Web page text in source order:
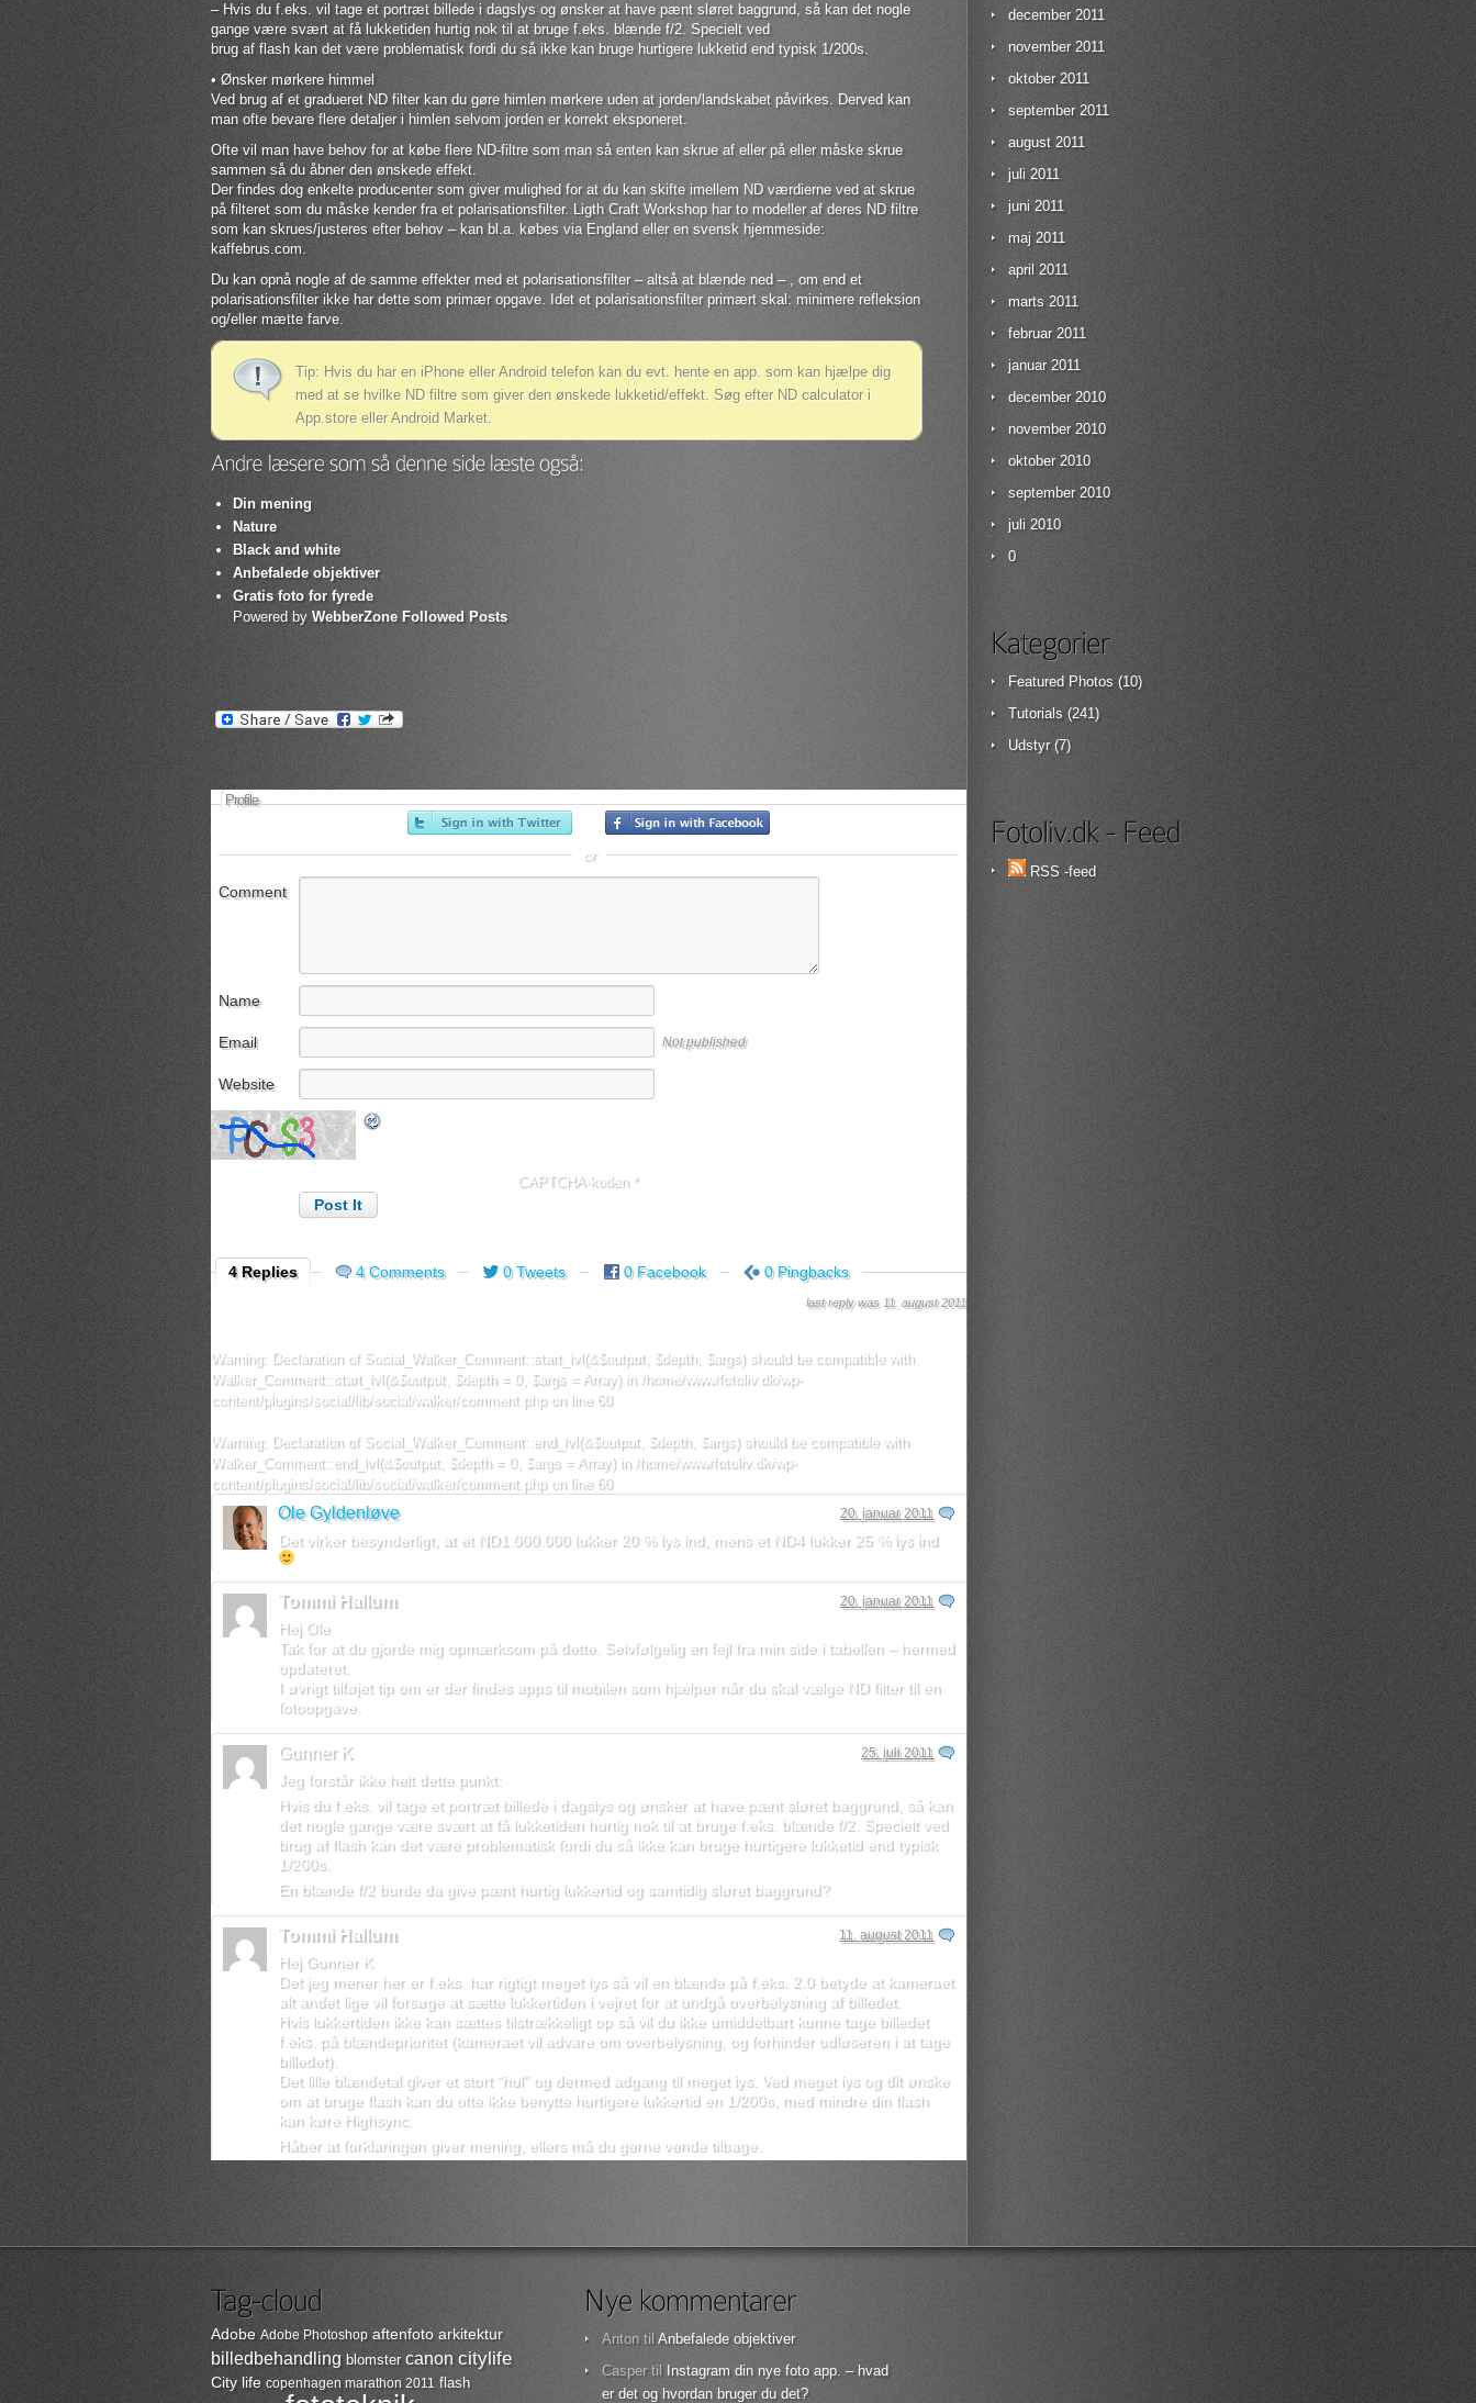
– Hvis du f.eks. vil tage et portræt billede i dagslys og ønsker at have pænt sløret baggrund, så kan det nogle
gange være svært at få lukketiden hurtig nok til at bruge f.eks. blænde f/2. Specielt ved
brug af flash kan det være problematisk fordi du så ikke kan bruge hurtigere lukketid end typisk 1/200s.
• Ønsker mørkere himmel
Ved brug af et gradueret ND filter kan du gøre himlen mørkere uden at jorden/landskabet påvirkes. Derved kan
man ofte bevare flere detaljer i himlen selvom jorden er korrekt eksponeret.
Ofte vil man have behov for at købe flere ND-filtre som man så enten kan skrue af eller på eller måske skrue
sammen så du åbner den ønskede effekt.
Der findes dog enkelte producenter som giver mulighed for at du kan skifte imellem ND værdierne ved at skrue
på filteret som du måske kender fra et polarisationsfilter. Ligth Craft Workshop har to modeller af deres ND filtre
som kan skrues/justeres efter behov – kan bl.a. købes via England eller en svensk hjemmeside:
kaffebrus.com.
Du kan opnå nogle af de samme effekter med et polarisationsfilter – altså at blænde ned – , om end et
polarisationsfilter ikke har dette som primær opgave. Idet et polarisationsfilter primært skal: minimere refleksion
og/eller mætte farve.
Tip: Hvis du har en iPhone eller Android telefon kan du evt. hente en app. som kan hjælpe dig
med at se hvilke ND filtre som giver den ønskede lukketid/effekt. Søg efter ND calculator i
App.store eller Android Market.
Din mening
Nature
Black and white
Anbefalede objektiver
Gratis foto for fyrede
Powered by WebberZone Followed Posts
Profile
or
Comment
Name
Email Not published
Website
CAPTCHA-koden*
4 Replies 4 Comments 0 Tweets 0 Facebook 0 Pingbacks
last reply was 11. august 2011
Warning: Declaration of Social_Walker_Comment::start_lvl(&$output, $depth, $args) should be compatible with
Walker_Comment::start_lvl(&$output, $depth = 0, $args = Array) in /home/www/fotoliv.dk/wp-
content/plugins/social/lib/social/walker/comment.phpon line 60
Warning: Declaration of Social_Walker_Comment::end_lvl(&$output, $depth, $args) should be compatible with
Walker_Comment::end_lvl(&$output, $depth = 0, $args = Array) in /home/www/fotoliv.dk/wp-
content/plugins/social/lib/social/walker/comment.phpon line 60
Ole Gyldenløve 20. januar 2011
Det virker besynderligt, at et ND1.000.000 lukker 20 % lys ind, mens et ND4 lukker 25 % lys ind
Tommi Hallum 20. januar 2011
Hej Ole
Tak for at du gjorde mig opmærksom på dette. Selvfølgelig en fejl fra min side i tabellen – hermed
opdateret.
I øvrigt tilføjet tip om er der findes apps til mobilen som hjælper når du skal vælge ND filter til en
fotoopgave.
Gunner K 25. juli 2011
Jeg forstår ikke helt dette punkt:
Hvis du f.eks. vil tage et portræt billede i dagslys og ønsker at have pænt sløret baggrund, så kan
det nogle gange være svært at få lukketiden hurtig nok til at bruge f.eks. blænde f/2. Specielt ved
brug af flash kan det være problematisk fordi du så ikke kan bruge hurtigere lukketid end typisk
1/200s.
En blænde f/2 burde da give pænt hurtig lukkertid og samtidig sløret baggrund?
Tommi Hallum 11. august 2011
Hej Gunner K
Det jeg mener her er f.eks. har rigtigt meget lys så vil en blænde på f.eks. 2.0 betyde at kameraet
alt andet lige vil forsøge at sætte lukkertiden i vejret for at undgå overbelysning af billedet.
Hvis lukkertiden ikke kan sættes tilstrækkeligt op så vil du ikke umiddelbart kunne tage billedet
f.eks. på blændeprioritet (kameraet vil advare om overbelysning, og forhinder udløseren i at tage
billedet).
Det lille blændetal giver et stort “hul” og dermed adgang til meget lys. Ved meget lys og dit ønske
om at bruge flash kan du ofte ikke benytte hurtigere lukkertid en 1/200s, med mindre din flash
kan køre Highsync.
Håber at forklaringen giver mening, ellers må du gerne vende tilbage.
december 2011
november 2011
oktober 2011
september 2011
august 2011
juli 2011
juni 2011
maj 2011
april 2011
marts 2011
februar 2011
januar 2011
december 2010
november 2010
oktober 2010
september 2010
juli 2010
0
Featured Photos(10)
Tutorials (241)
Udstyr(7)
RSS -feed
Adobe Adobe Photoshop aftenfoto arkitektur
billedbehandling blomster canon citylife
City life copenhagen marathon 2011 flash
AntontilAnbefalede objektiver
Caspertil Instagram din nye foto app. – hvad
er det og hvordan bruger du det?